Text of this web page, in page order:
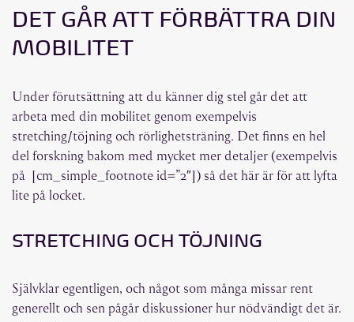
DET GÅR ATT FÖRBÄTTRA DIN
MOBILITET
Under förutsättning att du känner dig stel går det att
arbeta med din mobilitet genom exempelvis
stretching/töjning och rörlighetsträning. Det finns en hel
del forskning bakom med mycket mer detaljer (exempelvis
på [cm_simple_footnote id=”2″]) så det här är för att lyfta
lite på locket.
STRETCHING OCH TÖJNING
Självklar egentligen, och något som många missar rent
generellt och sen pågår diskussioner hur nödvändigt det är.